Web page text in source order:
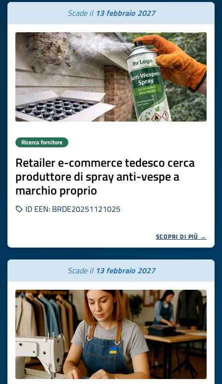
Scade il 13 febbraio 2027
Ricerca fornitore
Retailer e-commerce tedesco cerca
produttore di spray anti-vespe a
marchio proprio
ID EEN: BRDE20251121025
SCOPRI DI PIÙ →
Scade il 13 febbraio 2027